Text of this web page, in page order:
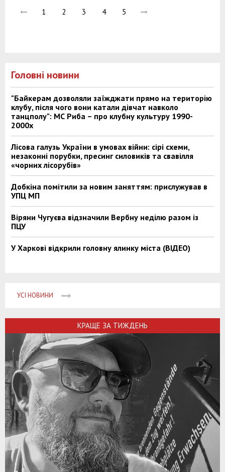
1 2 3 4 5
Головні новини
"Байкерам дозволяли заїжджати прямо на територію
клубу, після чого вони катали дівчат навколо
танцполу": МС Риба – про клубну культуру 1990-
2000х
Лісова галузь України в умовах війни: сірі схеми,
незаконні порубки, пресинг силовиків та свавілля
«чорних лісорубів»
Добкіна помітили за новим заняттям: прислужував в
УПЦ МП
Віряни Чугуєва відзначили Вербну неділю разом із
ПЦУ
У Харкові відкрили головну ялинку міста (ВІДЕО)
УСІ НОВИНИ
КРАЩЕ ЗА ТИЖДЕНЬ